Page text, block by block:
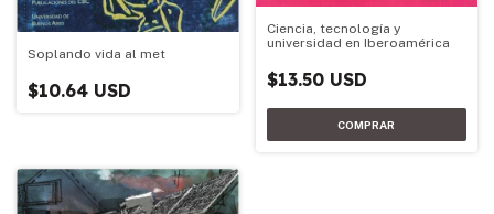
Soplando vida al met
$10.64 USD
Ciencia, tecnología y
universidad en Iberoamérica
$13.50 USD